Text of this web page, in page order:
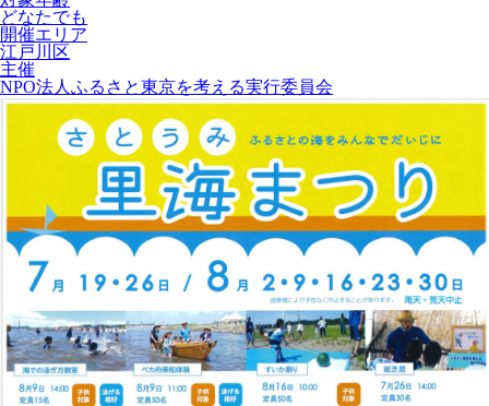
どなたでも
開催エリア
江戸川区
主催
NPO法人ふるさと東京を考える実行委員会